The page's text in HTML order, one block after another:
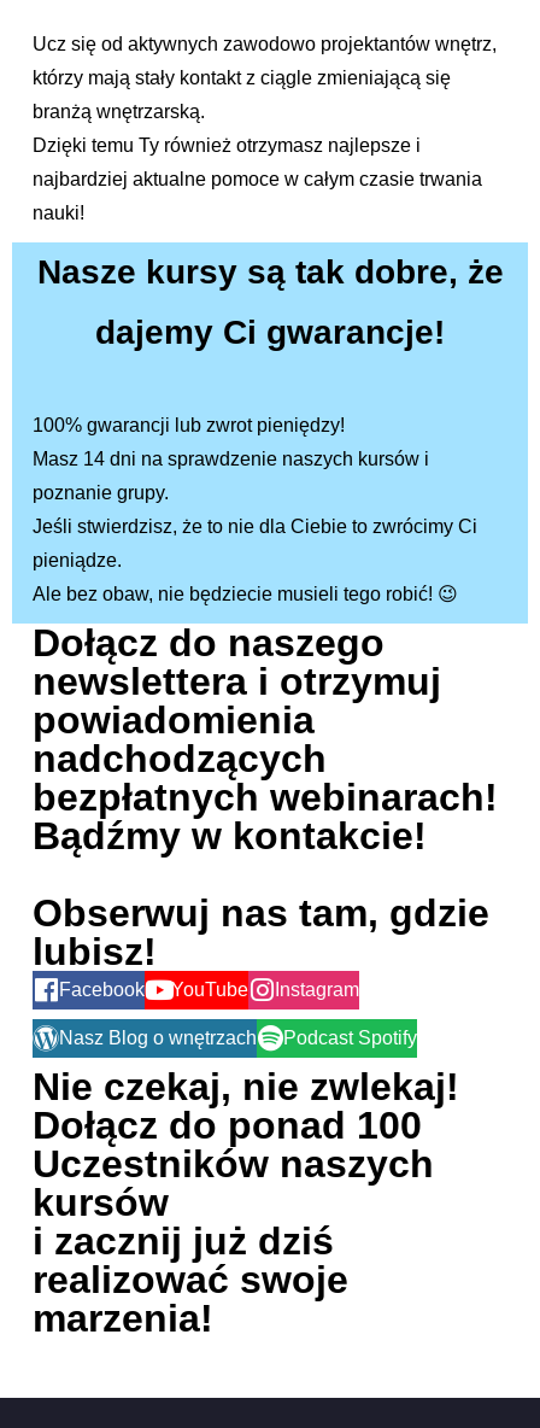
Ucz się od aktywnych zawodowo projektantów wnętrz,
którzy mają stały kontakt z ciągle zmieniającą się
branżą wnętrzarską.
Dzięki temu Ty również otrzymasz najlepsze i
najbardziej aktualne pomoce w całym czasie trwania
nauki!
Nasze kursy są tak dobre, że
dajemy Ci gwarancje!
100% gwarancji lub zwrot pieniędzy!
Masz 14 dni na sprawdzenie naszych kursów i
poznanie grupy.
Jeśli stwierdzisz, że to nie dla Ciebie to zwrócimy Ci
pieniądze.
Ale bez obaw, nie będziecie musieli tego robić! 😉
Dołącz do naszego
newslettera i otrzymuj
powiadomienia
nadchodzących
bezpłatnych webinarach!
Bądźmy w kontakcie!
Obserwuj nas tam, gdzie
lubisz!
Facebook YouTube Instagram
Nasz Blog o wnętrzach Podcast Spotify
Nie czekaj, nie zwlekaj!
Dołącz do ponad 100
Uczestników naszych
kursów
i zacznij już dziś
realizować swoje
marzenia!